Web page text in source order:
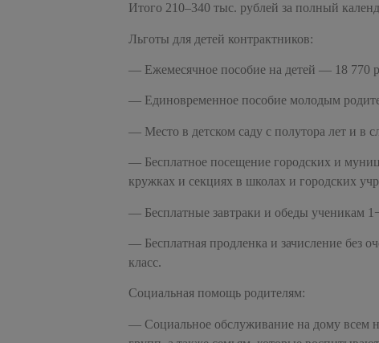
Итого 210–340 тыс. рублей за полный
Льготы для детей контрактников:
— Ежемесячное пособие на детей — 18 770
— Единовременное пособие молодым
— Место в детском саду с полутора лет и в
— Бесплатное посещение городских и
кружках и секциях в школах и городских
— Бесплатные завтраки и обеды ученикам
— Бесплатная продленка и зачисление без
класс.
Социальная помощь родителям:
— Социальное обслуживание на дому